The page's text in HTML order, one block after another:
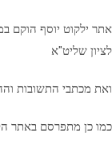
אתר ילקוט יוסף הוקם
לציון שליט"א
ואת מכתבי התשובות
כמו כן מתפרסם באתר